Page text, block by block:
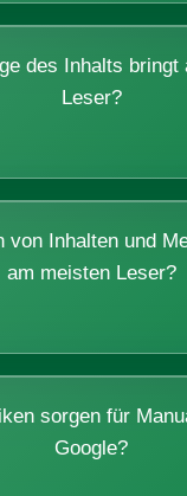
des Inhalts bringt
Leser?
von Inhalten und
am meisten Leser?
sorgen für
Google?